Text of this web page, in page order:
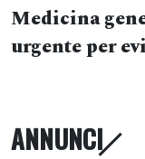
Medicina
urgente per
ANNUNCI